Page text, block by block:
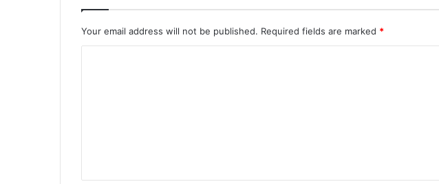
Your email address will not be published. Required fields are marked *
t